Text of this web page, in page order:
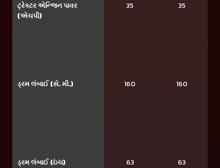
ટ્રેક્ટર એન્જિન પાવર
(એચપી)
ડ્રમ લંબાઈ (સે. મી.)
ડ્રમ લંબાઈ (ઇંચ)
35
160
63
35
160
63